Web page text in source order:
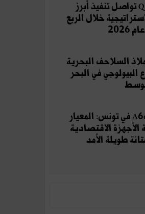
مجموعة QNB تواصل تنفيذ أبرز
خلال الربع
السلاحف البحرية
البيولوجي في البحر
أوبو تطلق A6c في تونس: المعيار
الأجهزة الاقتصادية
طويلة الأمد